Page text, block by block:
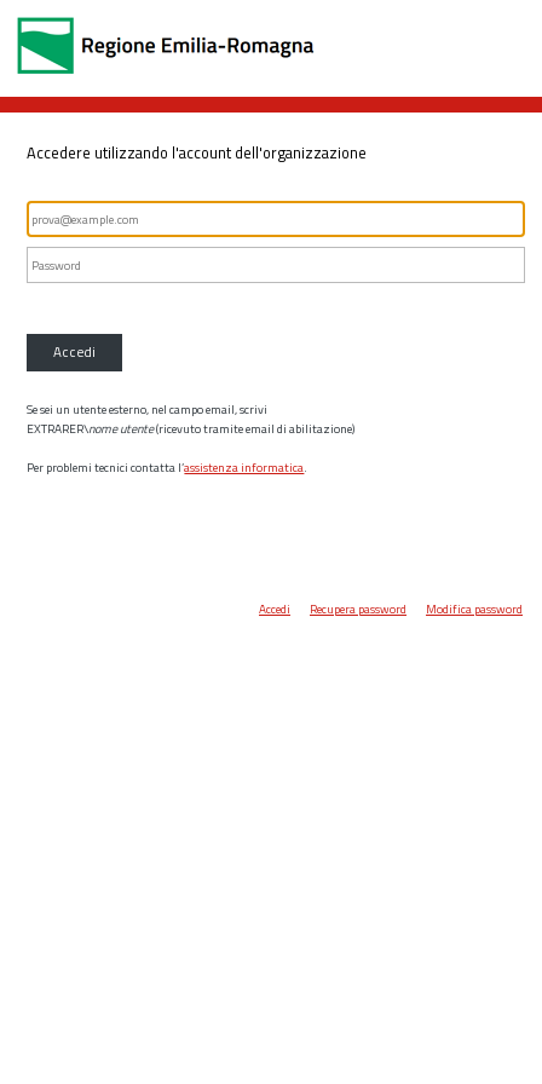
Accedere utilizzando l'account dell'organizzazione
Accedi
Se sei un utente esterno, nel campo email, scrivi
EXTRARER\nome utente(ricevuto tramite email di abilitazione)
Per problemi tecnici contatta l’assistenza informatica.
Accedi Recupera password Modifica password